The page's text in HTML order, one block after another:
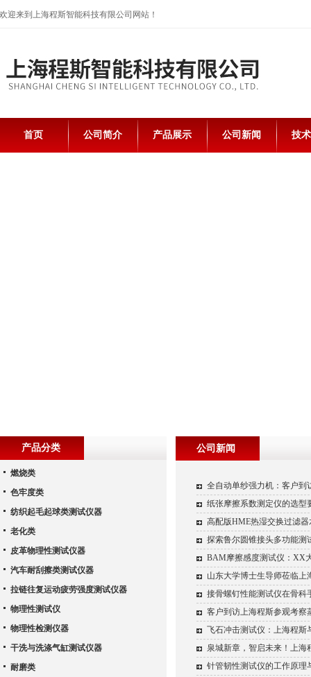
欢迎来到上海程斯智能科技有限公司网站！
首页 公司简介 产品展示 公司新闻 技
公司新闻
全自动单纱强力机：客户到
纸张摩擦系数测定仪的选型
高配版HME热湿交换过滤
探索鲁尔圆锥接头多功能测
BAM摩擦感度测试仪：XX
山东大学博士生导师莅临上
接骨螺钉性能测试仪在骨科
客户到访上海程斯参观考察
飞石冲击测试仪：上海程
泉城新章，智启未来！上海
针管韧性测试仪的工作原理
产品分类
燃烧类
色牢度类
纺织起毛起球类测试仪器
老化类
皮革物理性测试仪器
汽车耐刮擦类测试仪器
拉链往复运动疲劳强度测试仪器
物理性测试仪
物理性检测仪器
干洗与洗涤气缸测试仪器
耐磨类